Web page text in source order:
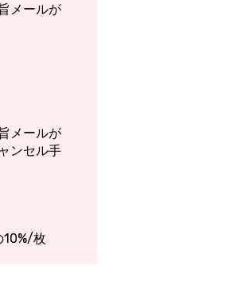
メールが
メールが
ンセル手
10%/枚